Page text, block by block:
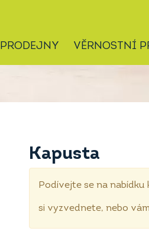
PRODEJNY VĚRNOSTNÍ
Kapusta
Podívejte se na
si vyzvednete, nebo